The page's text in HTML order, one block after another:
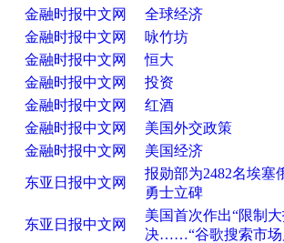
金融时报中文网
全球经济
金融时报中文网
咏竹坊
金融时报中文网
恒大
金融时报中文网
投资
金融时报中文网
红酒
金融时报中文网
美国外交政策
金融时报中文网
美国经济
东亚日报中文网
报勋部为2482名埃塞
勇士立碑
东亚日报中文网
美国首次作出“限制
决……“谷歌搜索市场